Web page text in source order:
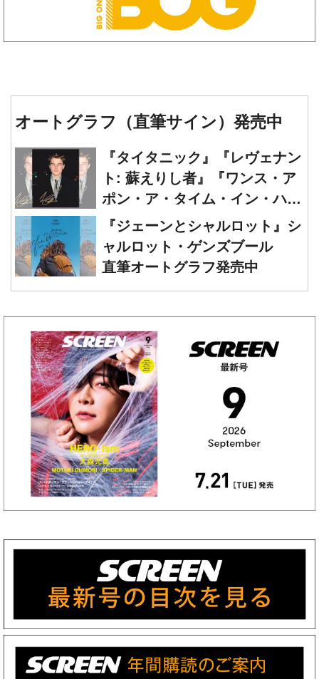
オートグラフ（直筆サイン）発売中
『タイタニック』『レヴェナン
ト: 蘇えりし者』『ワンス・ア
ポン・ア・タイム・イン・ハリ
ウッド』レオナルド・ディカプ
リオ 直筆オートグラフ発売中
『ジェーンとシャルロット』シ
ャルロット・ゲンズブール
直筆オートグラフ発売中